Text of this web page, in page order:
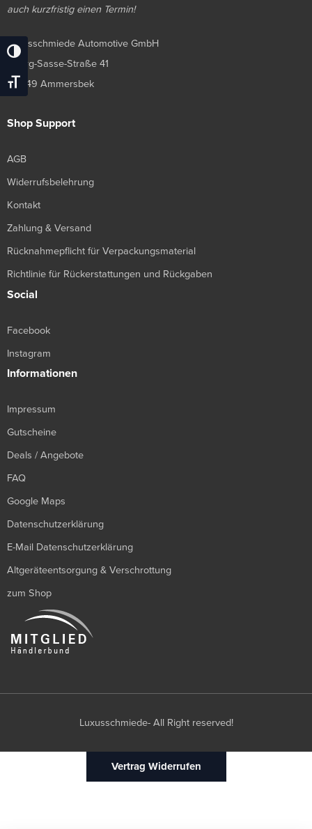
Umschalten Auf Hohe Kontraste
Schrift Vergrößern
auch kurzfristig einen Termin!
Luxusschmiede Automotive GmbH
Georg-Sasse-Straße 41
22949 Ammersbek
Shop Support
AGB
Widerrufsbelehrung
Kontakt
Zahlung & Versand
Rücknahmepflicht für Verpackungsmaterial
Richtlinie für Rückerstattungen und Rückgaben
Social
Facebook
Instagram
Informationen
Impressum
Gutscheine
Deals / Angebote
FAQ
Google Maps
Datenschutzerklärung
E-Mail Datenschutzerklärung
Altgeräteentsorgung & Verschrottung
zum Shop
Luxusschmiede- All Right reserved!
Vertrag Widerrufen